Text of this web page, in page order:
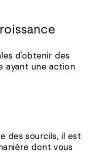
d'obtenir des
ayant une action
des sourcils, il est
dont vous